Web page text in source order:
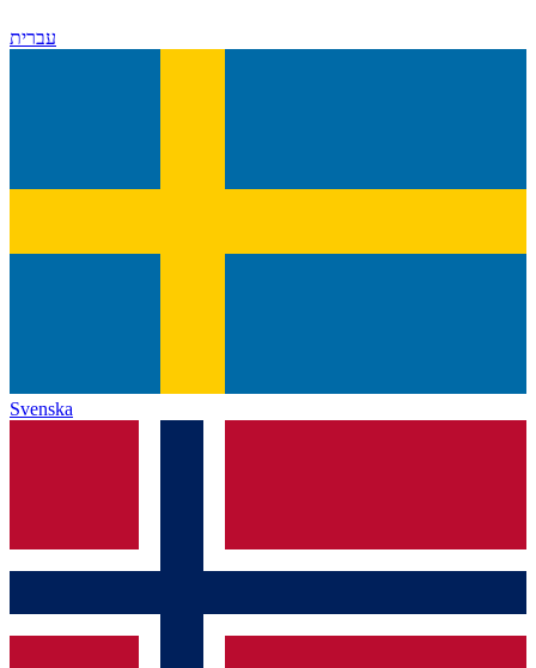
עברית
Svenska